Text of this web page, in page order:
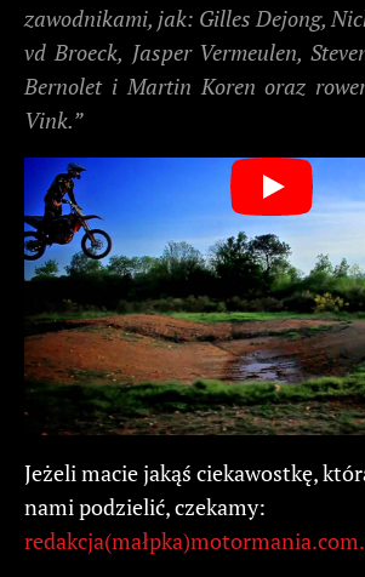
zawodnikami, jak: Gilles Dejong,
vd Broeck, Jasper Vermeulen,
Bernolet i Martin Koren oraz
Vink.”
Jeżeli macie jakąś ciekawostkę,
nami podzielić, czekamy: